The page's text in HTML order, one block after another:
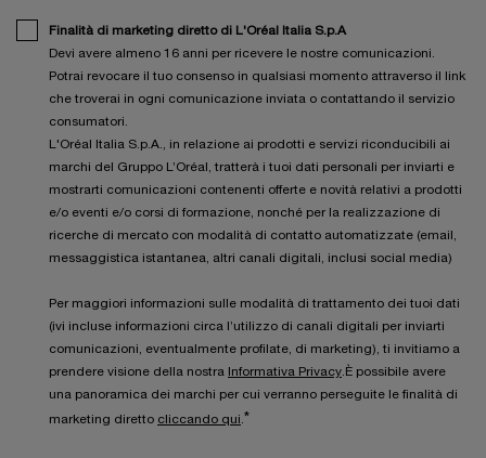
Finalità di marketing diretto di L'Oréal Italia S.p.A
Devi avere almeno 16 anni per ricevere le nostre comunicazioni.
Potrai revocare il tuo consenso in qualsiasi momento attraverso il link
che troverai in ogni comunicazione inviata o contattando il servizio
consumatori.
L'Oréal Italia S.p.A., in relazione ai prodotti e servizi riconducibili ai
marchi del Gruppo L’Oréal, tratterà i tuoi dati personali per inviarti e
mostrarti comunicazioni contenenti offerte e novità relativi a prodotti
e/o eventi e/o corsi di formazione, nonché per la realizzazione di
ricerche di mercato con modalità di contatto automatizzate (email,
messaggistica istantanea, altri canali digitali, inclusi social media)
Per maggiori informazioni sulle modalità di trattamento dei tuoi dati
(ivi incluse informazioni circa l’utilizzo di canali digitali per inviarti
comunicazioni, eventualmente profilate, di marketing), ti invitiamo a
prendere visione della nostra
Informativa Privacy .È possibile avere
una panoramica dei marchi per cui verranno perseguite le finalità di
marketing diretto cliccando qui *